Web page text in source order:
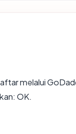
melalui
OK.